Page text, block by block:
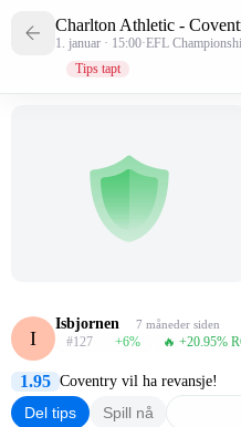
Charlton Athletic -
1. januar · 15:00·EFL
Tips tapt
I
Isbjornen 7 måneder siden
#127 +6% 🔥 +20.95%
1.95 Coventry vil ha revansje!
Del tips Spill nå